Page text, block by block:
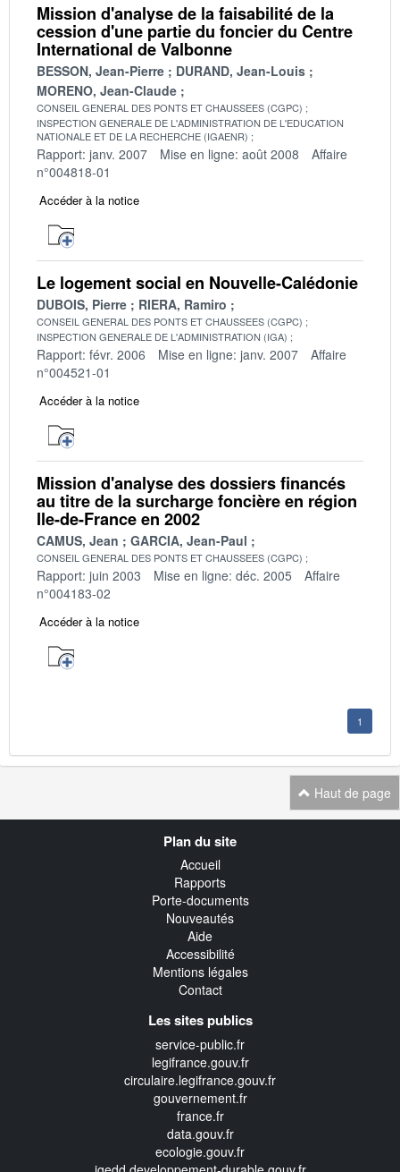
Mission d'analyse de la faisabilité de la
cession d'une partie du foncier du Centre
International de Valbonne
BESSON, Jean-Pierre
DURAND, Jean-Louis
MORENO, Jean-Claude
CONSEIL GENERAL DES PONTS ET CHAUSSEES (CGPC)
INSPECTION GENERALE DE L'ADMINISTRATION DE L'EDUCATION
NATIONALE ET DE LA RECHERCHE (IGAENR)
Rapport: janv. 2007 Mise en ligne: août 2008
Affaire
n°004818-01
Accéder à la notice
Le logement social en Nouvelle-Calédonie
DUBOIS, Pierre RIERA, Ramiro
CONSEIL GENERAL DES PONTS ET CHAUSSEES (CGPC)
INSPECTION GENERALE DE L'ADMINISTRATION (IGA)
Rapport: févr. 2006 Mise en ligne: janv. 2007
Affaire
n°004521-01
Accéder à la notice
Mission d'analyse des dossiers financés
au titre de la surcharge foncière en région
Ile-de-France en 2002
CAMUS, Jean GARCIA, Jean-Paul
CONSEIL GENERAL DES PONTS ET CHAUSSEES (CGPC)
Rapport: juin 2003 Mise en ligne: déc. 2005
Affaire
n°004183-02
Accéder à la notice
1
Haut de page
Plan du site
Accueil
Rapports
Porte-documents
Nouveautés
Aide
Accessibilité
Mentions légales
Contact
Les sites publics
service-public.fr
legifrance.gouv.fr
circulaire.legifrance.gouv.fr
gouvernement.fr
france.fr
data.gouv.fr
ecologie.gouv.fr